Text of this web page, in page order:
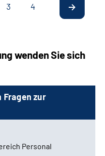
3 4
wenden Sie sich
Fragen zur
Personal